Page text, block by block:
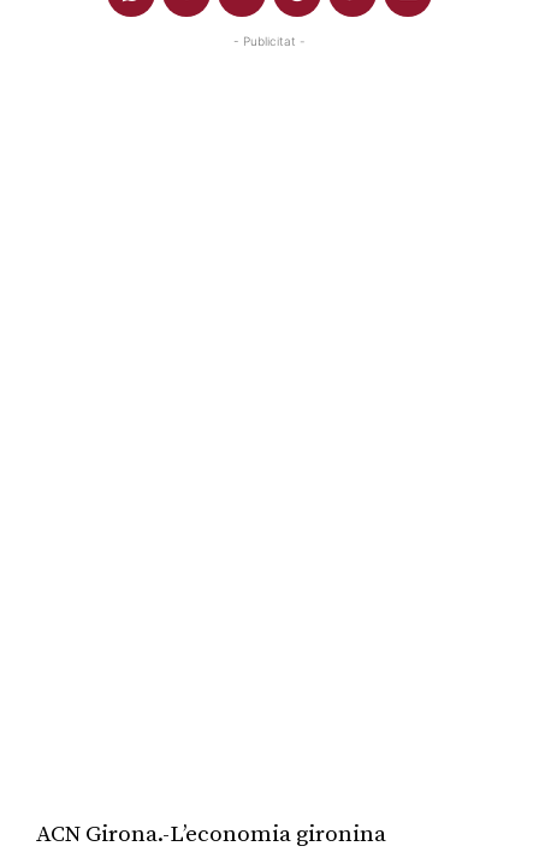
- Publicitat -
ACN Girona.-L’economia gironina